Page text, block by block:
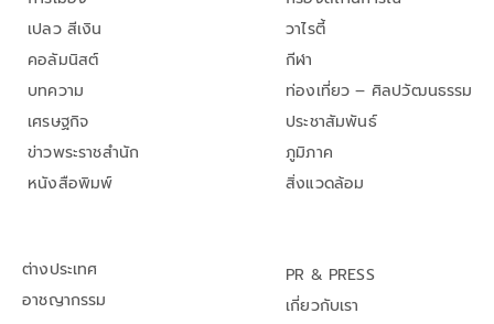
เปลว สีเงิน
คอลัมนิสต์
บทความ
เศรษฐกิจ
ข่าวพระราชสำนัก
หนังสือพิมพ์
วาไรตี้
กีฬา
ท่องเที่ยว – ศิลปวัฒนธรรม
ประชาสัมพันธ์
ภูมิภาค
สิ่งแวดล้อม
ต่างประเทศ
อาชญากรรม
PR & PRESS
เกี่ยวกับเรา